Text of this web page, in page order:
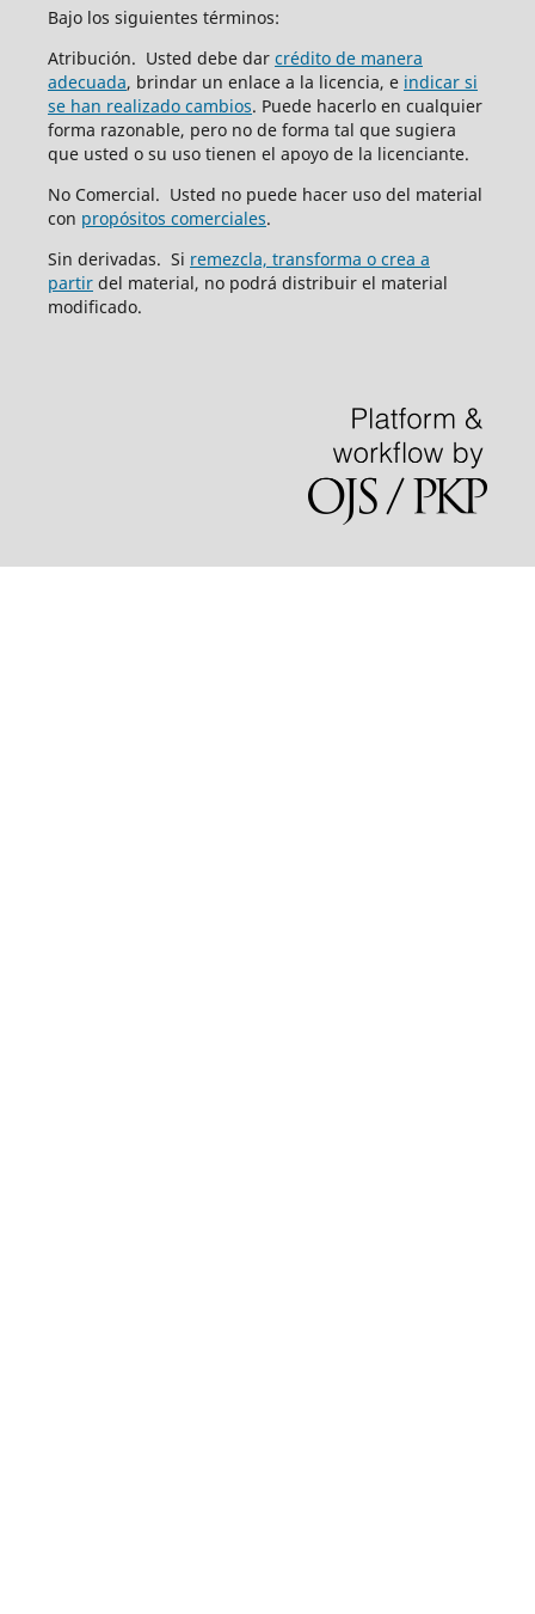
Bajo los siguientes términos:
Atribución. Usted debe dar crédito de manera
adecuada, brindar un enlace a la licencia, e indicar si
se han realizado cambios. Puede hacerlo en cualquier
forma razonable, pero no de forma tal que sugiera
que usted o su uso tienen el apoyo de la licenciante.
No Comercial. Usted no puede hacer uso del material
con propósitos comerciales.
Sin derivadas. Si remezcla, transforma o crea a
partirdel material, no podrá distribuir el material
modificado.